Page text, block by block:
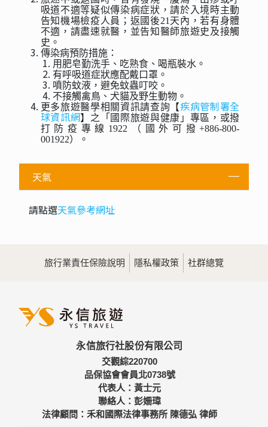
吸道不適等疑似傳染病症狀，請於入境時主動
告知機場檢疫人員；返國後21天內，若有身體
不適，請盡速就醫，並告知醫師旅遊史及接觸
史。
傳染病預防措施：
用肥皂勤洗手、吃熟食、喝瓶裝水。
有呼吸道症狀應配戴口罩。
噴防蚊液，避免蚊蟲叮咬。
不接觸禽鳥、犬貓及野生動物。
更多旅遊醫學相關資訊請查詢【疾病管制署全
球資訊網】之「國際旅遊與健康」專區，或撥
打防疫專線1922（國外可撥+886-800-
001922）。
天氣
請點選天氣參考網址
旅行業責任保險說明 隱私權政策 社群總覽
永信旅行社股份有限公司
交觀綜220700
品保協會會員北0738號
代表人：黃士元
聯絡人：彭姍瑋
法律顧問：禾和國際法律事務所 陳德弘 律師